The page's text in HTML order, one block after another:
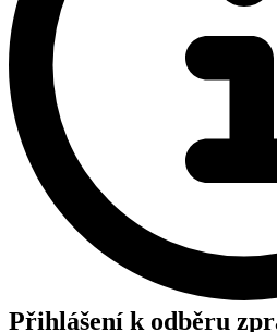
Přihlášení k odběru